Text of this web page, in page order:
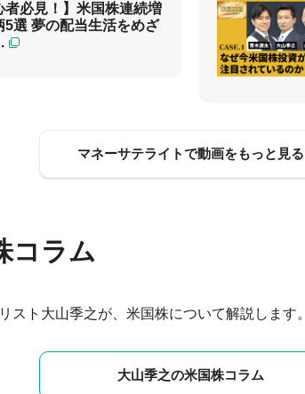
者必見！】米国株連続増
5選 夢の配当生活をめざ
マネーサテライトで動画をもっと見る
コラム
スト大山季之が、米国株について解説します。
大山季之の米国株コラム